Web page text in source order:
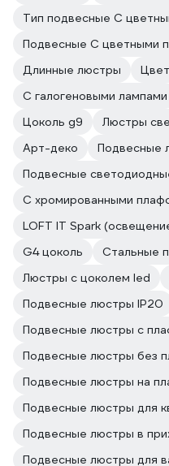
Тип подвесные С
Подвесные С цветными
Длинные люстры
С галогеновыми лампами
Цоколь g9
Люстры
Арт-деко
Подвесные
Подвесные
С хромированными
LOFT IT Spark
G4 цоколь
Стальные
Люстры с цоколем led
Подвесные люстры IP20
Подвесные люстры с
Подвесные люстры без
Подвесные люстры на
Подвесные люстры для
Подвесные люстры в
Подвесные люстры для